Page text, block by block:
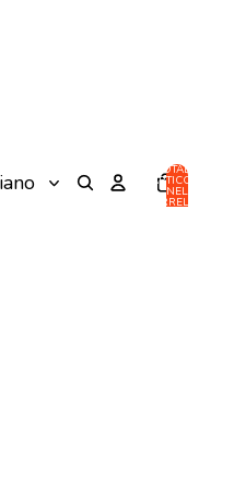
TOTALE
ARTICOLI
NEL
CARRELLO: